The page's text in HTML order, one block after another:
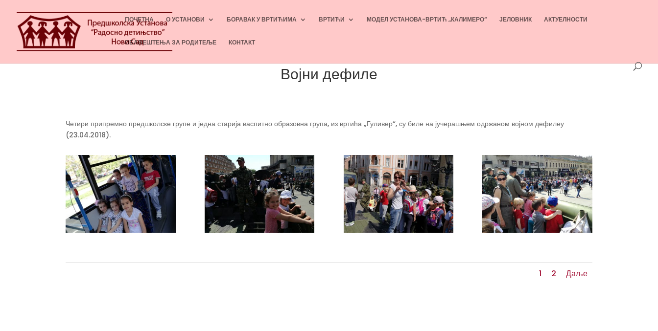
ПОЧЕТНА О УСТАНОВИ БОРАВАК У ВРТИЋИМА ВРТИЋИ МОДЕЛ УСТАНОВА-ВРТИЋ „КАЛИМЕРО“ ЈЕЛОВНИК АКТУЕЛНОСТИ
ОБАВЕШТЕЊА ЗА РОДИТЕЉЕ КОНТАКТ
Војни дефиле
Четири припремно предшколске групе и једна старија васпитно образовна група, из вртића „Гуливер“, су биле на јучерашњем одржаном војном дефилеу
(23.04.2018).
1 2 Даље